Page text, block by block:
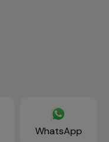
WhatsApp